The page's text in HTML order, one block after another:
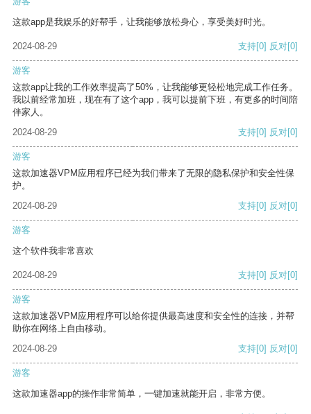
这款app是我娱乐的好帮手，让我能够放松身心，享受美好时光。
2024-08-29 支持[0] 反对[0]
游客
这款app让我的工作效率提高了50%，让我能够更轻松地完成工作任务。
我以前经常加班，现在有了这个app，我可以提前下班，有更多的时间陪
伴家人。
2024-08-29
支持[0] 反对[0]
游客
这款加速器VPM应用程序已经为我们带来了无限的隐私保护和安全性保
护。
2024-08-29
支持[0] 反对[0]
游客
这个软件我非常喜欢
2024-08-29 支持[0] 反对[0]
游客
这款加速器VPM应用程序可以给你提供最高速度和安全性的连接，并帮
助你在网络上自由移动。
2024-08-29
支持[0] 反对[0]
游客
这款加速器app的操作非常简单，一键加速就能开启，非常方便。